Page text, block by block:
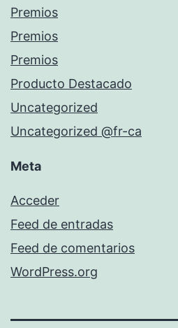
Premios
Premios
Premios
Producto Destacado
Uncategorized
Uncategorized @fr-ca
Meta
Acceder
Feed de entradas
Feed de comentarios
WordPress.org